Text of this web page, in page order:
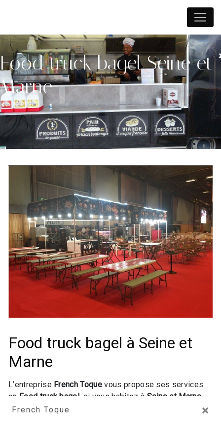
French Toque ×
Food truck bagel Seine et
Marne
Food truck bagel à Seine et
Marne
L’entreprise French Toque vous propose ses services
en Food truck bagel , si vous habitez à Seine et Marne.
Entreprise usant d’une expérience et d’un savoir-faire de